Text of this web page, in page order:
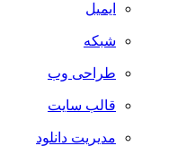
ایمیل
شبکه
طراحی وب
قالب سایت
مدیریت دانلود